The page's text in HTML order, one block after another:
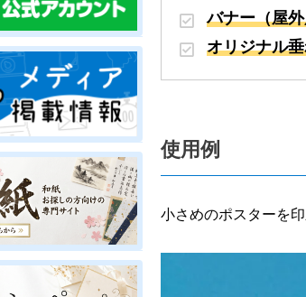
バナー（屋
オリジナル
使用例
小さめのポスターを